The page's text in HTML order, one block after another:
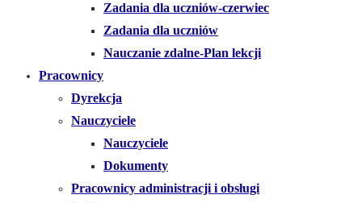
Zadania dla uczniów-czerwiec
Zadania dla uczniów
Nauczanie zdalne-Plan lekcji
Pracownicy
Dyrekcja
Nauczyciele
Nauczyciele
Dokumenty
Pracownicy administracji i obsługi